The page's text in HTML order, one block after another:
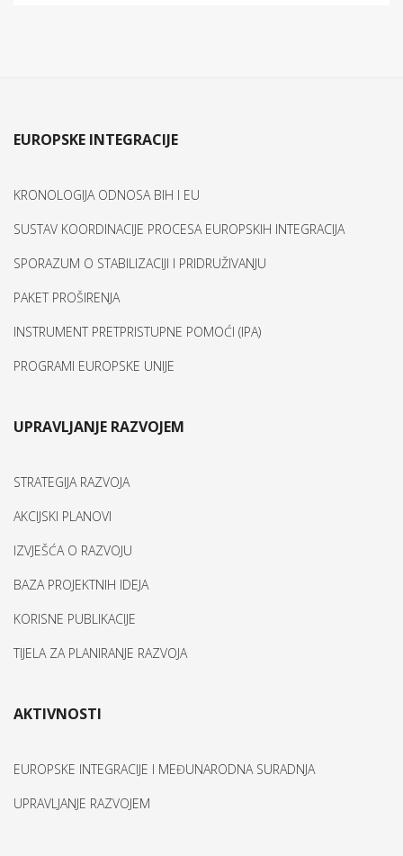
EUROPSKE INTEGRACIJE
KRONOLOGIJA ODNOSA BIH I EU
SUSTAV KOORDINACIJE PROCESA EUROPSKIH INTEGRACIJA
SPORAZUM O STABILIZACIJI I PRIDRUŽIVANJU
PAKET PROŠIRENJA
INSTRUMENT PRETPRISTUPNE POMOĆI (IPA)
PROGRAMI EUROPSKE UNIJE
UPRAVLJANJE RAZVOJEM
STRATEGIJA RAZVOJA
AKCIJSKI PLANOVI
IZVJEŠĆA O RAZVOJU
BAZA PROJEKTNIH IDEJA
KORISNE PUBLIKACIJE
TIJELA ZA PLANIRANJE RAZVOJA
AKTIVNOSTI
EUROPSKE INTEGRACIJE I MEĐUNARODNA SURADNJA
UPRAVLJANJE RAZVOJEM